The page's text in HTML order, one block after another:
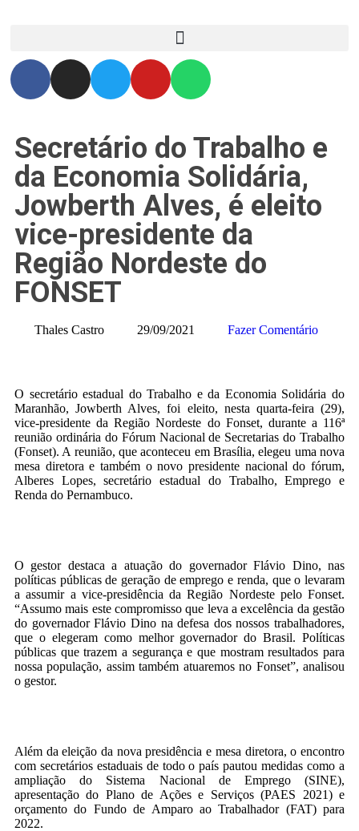
Secretário do Trabalho e
da Economia Solidária,
Jowberth Alves, é eleito
vice-presidente da
Região Nordeste do
FONSET
Thales Castro 29/09/2021 Fazer Comentário
O secretário estadual do Trabalho e da Economia Solidária do
Maranhão, Jowberth Alves, foi eleito, nesta quarta-feira (29),
vice-presidente da Região Nordeste do Fonset, durante a 116ª
reunião ordinária do Fórum Nacional de Secretarias do Trabalho
(Fonset). A reunião, que aconteceu em Brasília, elegeu uma nova
mesa diretora e também o novo presidente nacional do fórum,
Alberes Lopes, secretário estadual do Trabalho, Emprego e
Renda do Pernambuco.
O gestor destaca a atuação do governador Flávio Dino, nas
políticas públicas de geração de emprego e renda, que o levaram
a assumir a vice-presidência da Região Nordeste pelo Fonset.
“Assumo mais este compromisso que leva a excelência da gestão
do governador Flávio Dino na defesa dos nossos trabalhadores,
que o elegeram como melhor governador do Brasil. Políticas
públicas que trazem a segurança e que mostram resultados para
nossa população, assim também atuaremos no Fonset”, analisou
o gestor.
Além da eleição da nova presidência e mesa diretora, o encontro
com secretários estaduais de todo o país pautou medidas como a
ampliação do Sistema Nacional de Emprego (SINE),
apresentação do Plano de Ações e Serviços (PAES 2021) e
orçamento do Fundo de Amparo ao Trabalhador (FAT) para
2022.